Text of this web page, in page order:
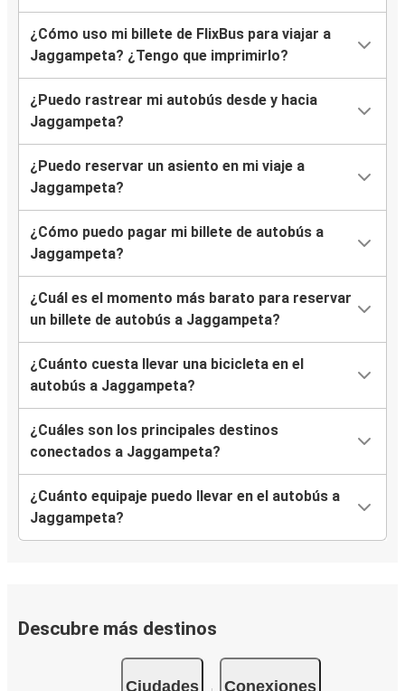
¿Cómo uso mi billete de FlixBus para viajar a
Jaggampeta? ¿Tengo que imprimirlo?
¿Puedo rastrear mi autobús desde y hacia
Jaggampeta?
¿Puedo reservar un asiento en mi viaje a
Jaggampeta?
¿Cómo puedo pagar mi billete de autobús a
Jaggampeta?
¿Cuál es el momento más barato para reservar
un billete de autobús a Jaggampeta?
¿Cuánto cuesta llevar una bicicleta en el
autobús a Jaggampeta?
¿Cuáles son los principales destinos
conectados a Jaggampeta?
¿Cuánto equipaje puedo llevar en el autobús a
Jaggampeta?
Descubre más destinos
Ciudades Conexiones